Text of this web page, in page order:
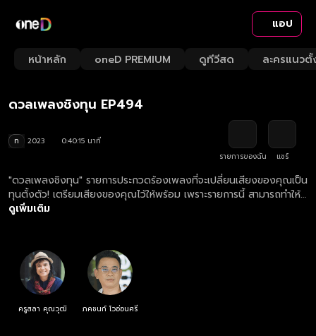
แอป
หน้าหลัก oneD PREMIUM ดูทีวีสด ละครแนวตั้
Loaded:
2.48%
Rate
ดวลเพลงชิงทุน EP494
ท 2023
0:40:15 นาที
รายการของฉัน
แชร์
"ดวลเพลงชิงทุน" รายการประกวดร้องเพลงที่จะเปลี่ยนเสียงของคุณเป็น
ทุนตั้งตัว! เตรียมเสียงของคุณไว้ให้พร้อม เพราะรายการนี้ สามารถทำให้
เสียงของคุณต่อยอดอนาคตคุณได้!
ดูเพิ่มเติม
ครูสลา คุณวุฒิ ภคชนก์ โวอ่อนศรี